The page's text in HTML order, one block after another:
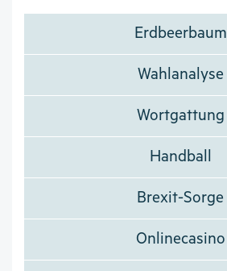
Erdbeerbaum
Wahlanalyse
Wortgattung
Handball
Brexit-Sorge
Onlinecasino